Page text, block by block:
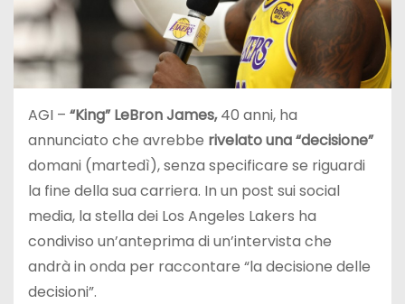
AGI – “King” LeBron James,40 anni, ha
annunciato che avrebbe rivelato una “decisione”
domani (martedì), senza specificare se riguardi
la fine della sua carriera. In un post sui social
media, la stella dei Los Angeles Lakers ha
condiviso un’anteprima di un’intervista che
andrà in onda per raccontare “la decisione delle
decisioni”.